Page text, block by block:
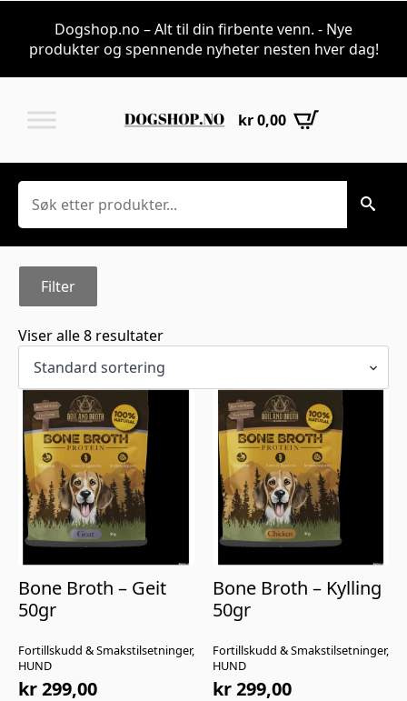
Fortillskudd &
Dogshop.no – Alt til din firbente venn. - Nye
produkter og spennende nyheter nesten hver dag!
kr0,00
Søk
Filter
Viser alle 8 resultater
Fortillskudd & Smakstilsetninger,
HUND
Bone Broth – Geit
50gr
kr299,00
Fortillskudd & Smakstilsetninger,
HUND
Bone Broth – Kylling
50gr
kr299,00